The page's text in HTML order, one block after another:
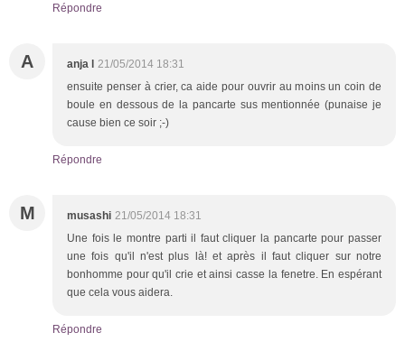
Répondre
A anja l 21/05/2014 18:31
ensuite penser à crier, ca aide pour ouvrir au moins un coin de
boule en dessous de la pancarte sus mentionnée (punaise je
cause bien ce soir ;-)
Répondre
M musashi 21/05/2014 18:31
Une fois le montre parti il faut cliquer la pancarte pour passer
une fois qu'il n'est plus là! et après il faut cliquer sur notre
bonhomme pour qu'il crie et ainsi casse la fenetre. En espérant
que cela vous aidera.
Répondre